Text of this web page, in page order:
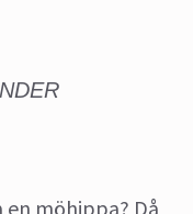
möhippa? Då